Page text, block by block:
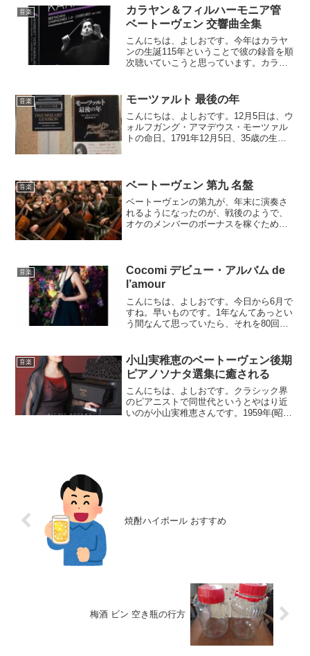
有名な曲。また、合唱団でコーラスを楽
しんでいる人に取っては、人気の曲で
す。
音楽
カラヤン＆フィルハーモニア管
ベートーヴェン 交響曲全集
こんにちは、よしおです。今年はカラヤ
ンの生誕115年ということで彼の録音を順
次聴いていこうと思っています。カラヤ
だけ選んでください、と言われたら躊
躇、いや少し迷って5...
音楽 モーツァルト 最後の年
こんにちは、よしおです。12月5日は、ウ
ォルフガング・アマデウス・モーツァル
トの命日。1791年12月5日、35歳の生涯
謎めいている...
音楽 ベートーヴェン 第九 名盤
ベートーヴェンの第九が、年末に演奏さ
れるようになったのが、戦後のようで、
オケのメンバーのボーナスを稼ぐために
できるという利点もあったと思います。
音楽
Cocomi デビュー・アルバム de
l’amour
こんにちは、よしおです。今日から6月で
すね。早いものです。1年なんてあっとい
う間なんて思っていたら、それを80回も
証って何だろう。それは子供だろうか？
いや子供は子供で自...
音楽
小山実稚恵のベートーヴェン後期
ピアノソナタ選集に癒される
こんにちは、よしおです。クラシック界
のピアニストで同世代というとやはり近
いのが小山実稚恵さんです。1959年(昭和
焼酎ハイボール おすすめ
梅酒 ビン 空き瓶の行方